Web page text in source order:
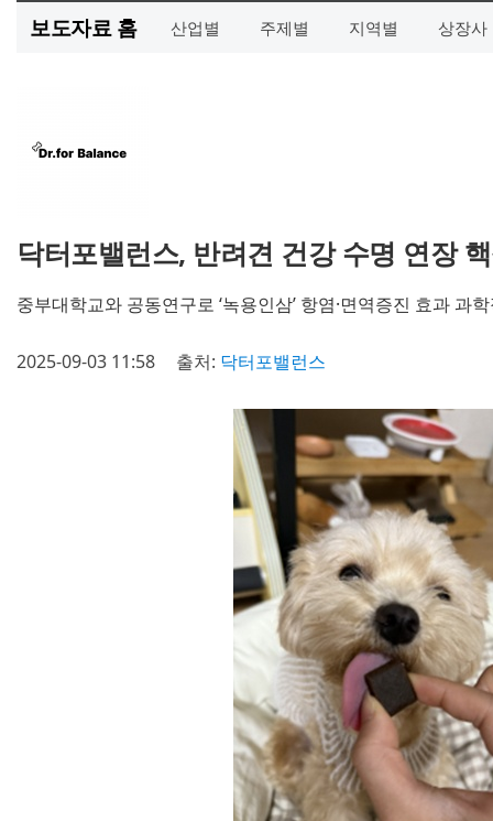
보도자료 홈 산업별 주제별 지역별 상장사
닥터포밸런스, 반려견 건강 수명 연장
중부대학교와 공동연구로 ‘녹용인삼’ 항염·면역증진 효과 과
2025-09-03 11:58 출처: 닥터포밸런스